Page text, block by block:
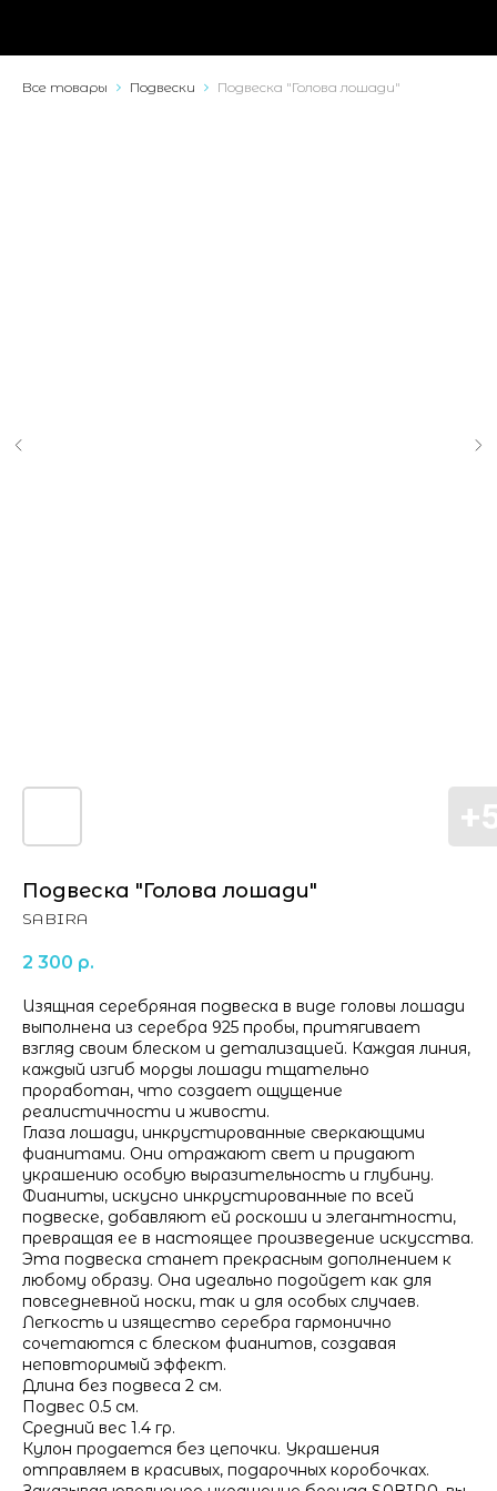
Все товары Подвески Подвеска "Голова лошади"
Подвеска "Голова лошади"
SABIRA
2 300 р.
Изящная серебряная подвеска в виде головы лошади
выполнена из серебра 925 пробы, притягивает
взгляд своим блеском и детализацией. Каждая линия,
каждый изгиб морды лошади тщательно
проработан, что создает ощущение
реалистичности и живости.
Глаза лошади, инкрустированные сверкающими
фианитами. Они отражают свет и придают
украшению особую выразительность и глубину.
Фианиты, искусно инкрустированные по всей
подвеске, добавляют ей роскоши и элегантности,
превращая ее в настоящее произведение искусства.
Эта подвеска станет прекрасным дополнением к
любому образу. Она идеально подойдет как для
повседневной носки, так и для особых случаев.
Легкость и изящество серебра гармонично
сочетаются с блеском фианитов, создавая
неповторимый эффект.
Длина без подвеса 2 см.
Подвес 0.5 см.
Средний вес 1.4 гр.
Кулон продается без цепочки. Украшения
отправляем в красивых, подарочных коробочках.